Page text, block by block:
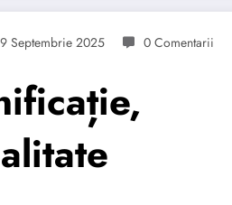
Septembrie 2025 0 Comentarii